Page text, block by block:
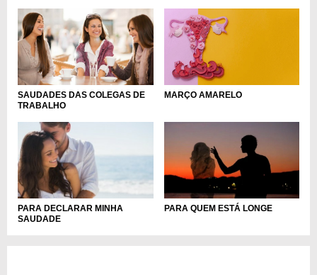
SAUDADES DAS COLEGAS DE
TRABALHO
MARÇO AMARELO
PARA DECLARAR MINHA
SAUDADE
PARA QUEM ESTÁ LONGE